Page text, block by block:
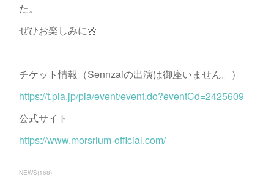
た。
ぜひお楽しみに🌼
チケット情報（Sennzaiの出演は御座いません。）
https://t.pia.jp/pia/event/event.do?eventCd=2425609
公式サイト
https://www.morsrium-official.com/
NEWS(168)